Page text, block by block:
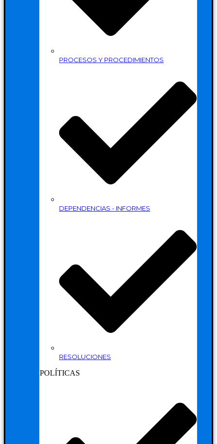
PROCESOS Y PROCEDIMIENTOS
DEPENDENCIAS - INFORMES
RESOLUCIONES
POLÍTICAS